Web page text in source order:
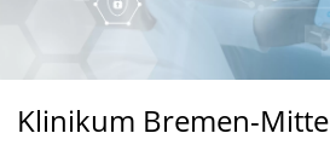
Finden
Klinikum Bremen-Mitte